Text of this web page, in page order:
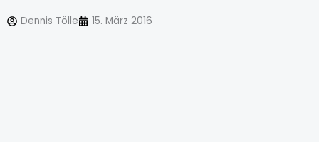
Dennis Tölle 15. März 2016